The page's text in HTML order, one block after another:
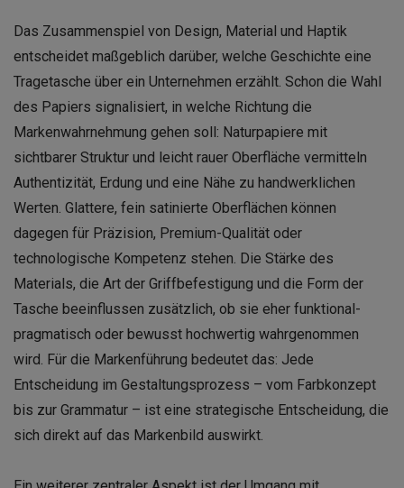
Das Zusammenspiel von Design, Material und Haptik
entscheidet maßgeblich darüber, welche Geschichte eine
Tragetasche über ein Unternehmen erzählt. Schon die Wahl
des Papiers signalisiert, in welche Richtung die
Markenwahrnehmung gehen soll: Naturpapiere mit
sichtbarer Struktur und leicht rauer Oberfläche vermitteln
Authentizität, Erdung und eine Nähe zu handwerklichen
Werten. Glattere, fein satinierte Oberflächen können
dagegen für Präzision, Premium-Qualität oder
technologische Kompetenz stehen. Die Stärke des
Materials, die Art der Griffbefestigung und die Form der
Tasche beeinflussen zusätzlich, ob sie eher funktional-
pragmatisch oder bewusst hochwertig wahrgenommen
wird. Für die Markenführung bedeutet das: Jede
Entscheidung im Gestaltungsprozess – vom Farbkonzept
bis zur Grammatur – ist eine strategische Entscheidung, die
sich direkt auf das Markenbild auswirkt.